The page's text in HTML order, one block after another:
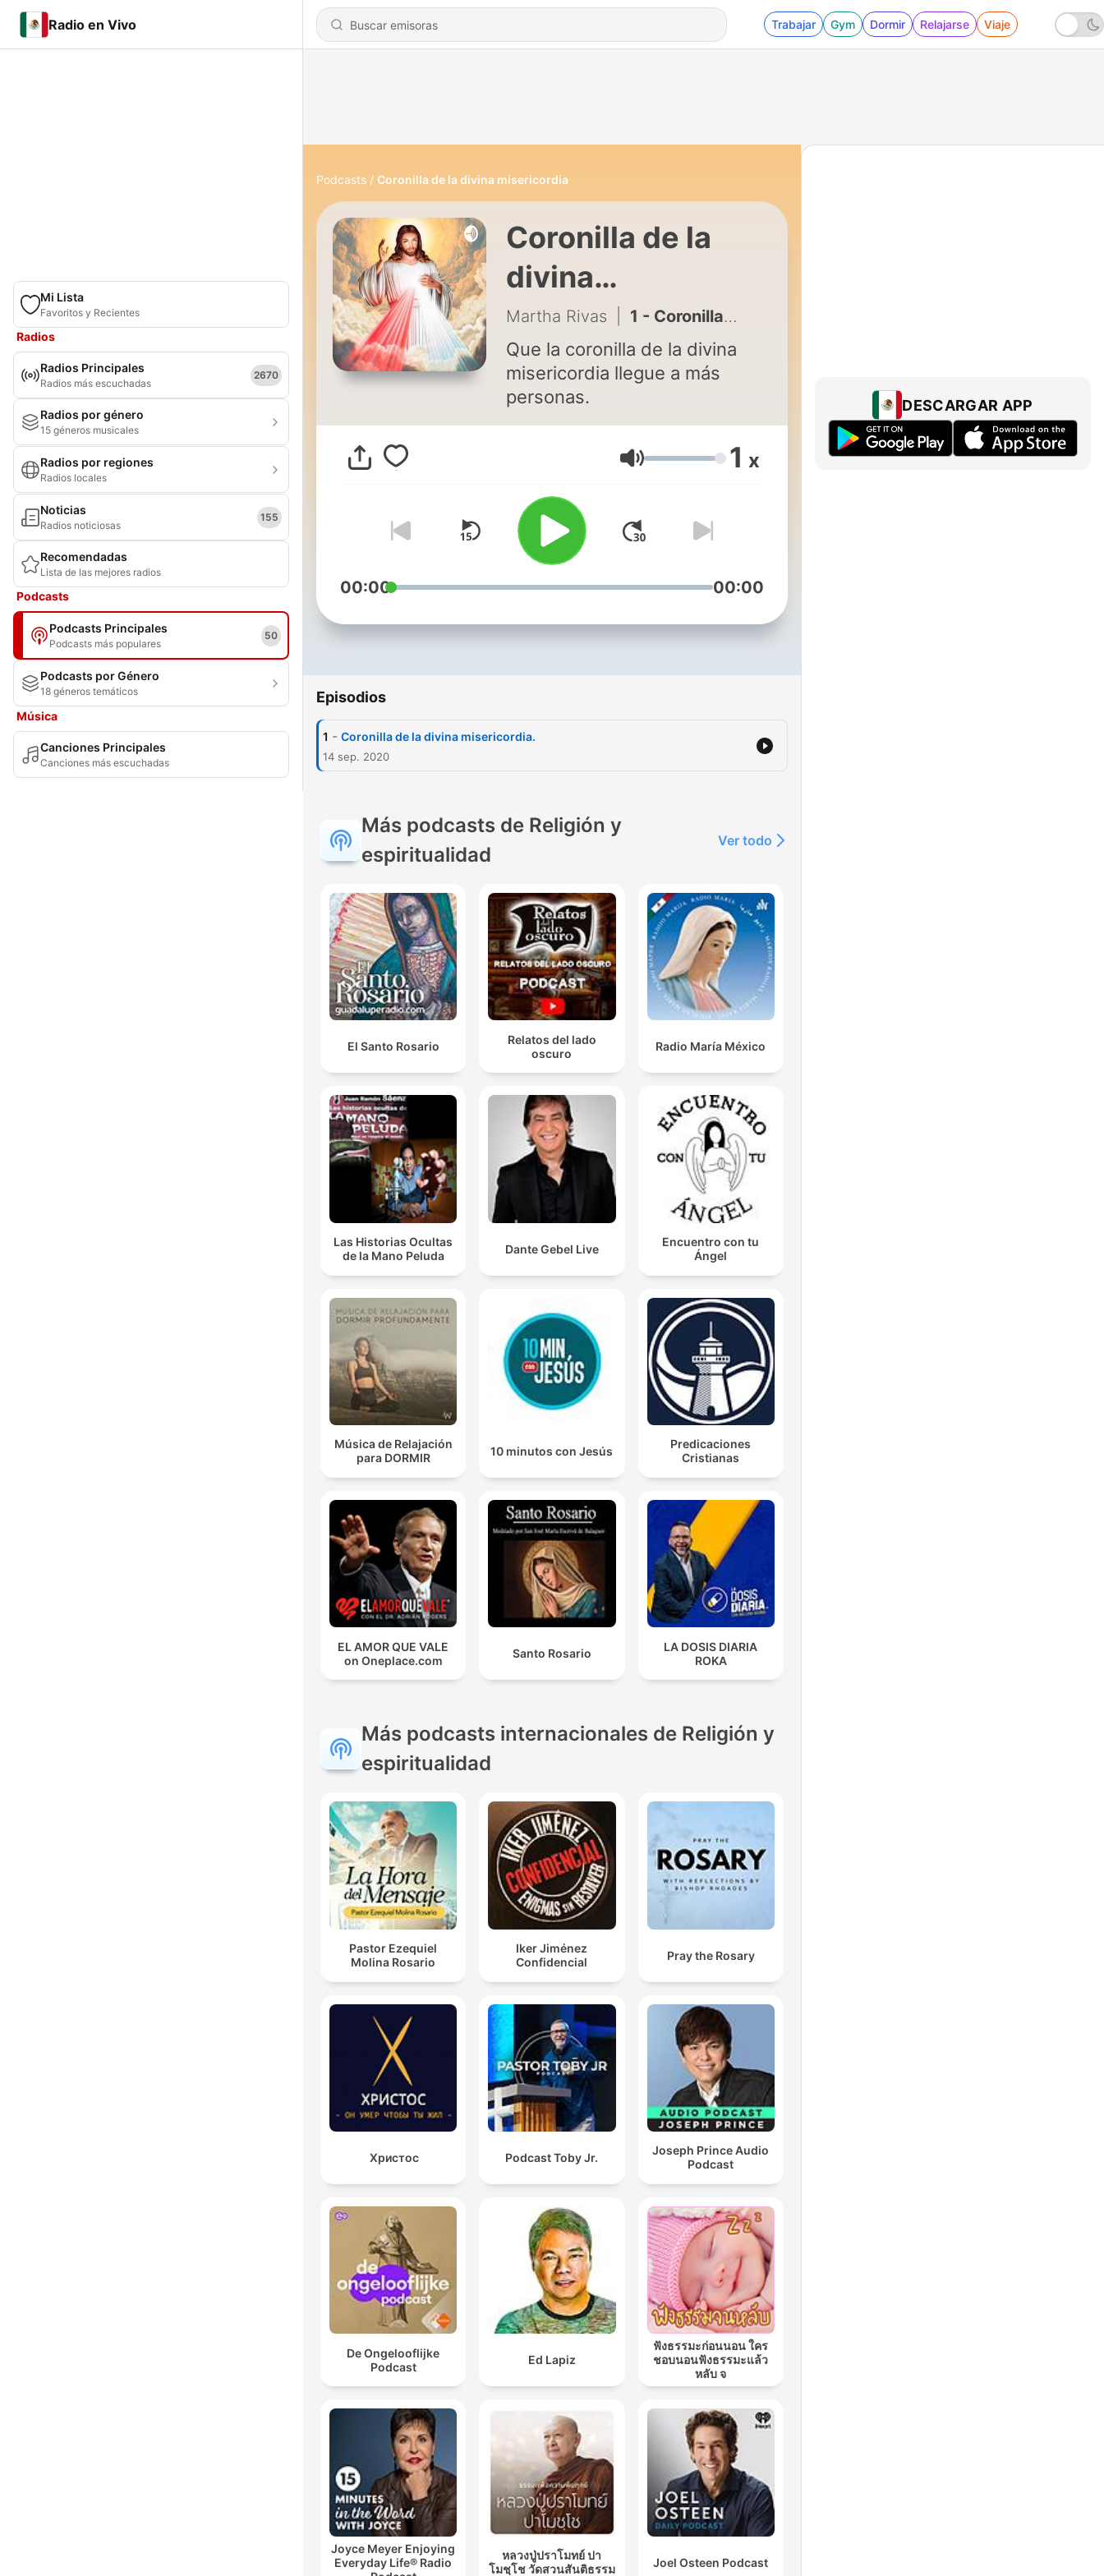
Radio en Vivo Trabajar Gym Dormir Relajarse Viaje
Mi Lista
Favoritos y Recientes
Radios
Radios Principales
Radios más escuchadas
2670
Radios por género
15 géneros musicales
Radios por regiones
Radios locales
Noticias
Radios noticiosas
155
Recomendadas
Lista de las mejores radios
Podcasts
Podcasts Principales
Podcasts más populares
50
Podcasts por Género
18 géneros temáticos
Música
Canciones Principales
Canciones más escuchadas
Podcasts Coronilla de la divina misericordia
Coronilla de la
divina
misericordia
Martha Rivas 1 - Coronilla de la divina misericordia.
Que la coronilla de la divina
misericordia llegue a más
personas.
Volumen 1 x
00:00 00:00
Episodios
1 - Coronilla de la divina misericordia.
14 sep. 2020
Más podcasts de Religión y
espiritualidad
Ver todo
El Santo Rosario
Relatos del lado
oscuro
Radio María México
Las Historias Ocultas
de la Mano Peluda
Dante Gebel Live
Encuentro con tu
Ángel
Música de Relajación
para DORMIR
10 minutos con Jesús
Predicaciones
Cristianas
EL AMOR QUE VALE
on Oneplace.com
Santo Rosario
LA DOSIS DIARIA
ROKA
Más podcasts internacionales de Religión y
espiritualidad
Pastor Ezequiel
Molina Rosario
Iker Jiménez
Confidencial
Pray the Rosary
Христос Podcast Toby Jr.
Joseph Prince Audio
Podcast
De Ongelooflijke
Podcast
Ed Lapiz
ฟังธรรมะก่อนนอน ใคร
ชอบนอนฟังธรรมะแล้ว
หลับ จ
Joyce Meyer Enjoying
Everyday Life® Radio
หลวงปู่ปราโมทย์ ปา
โมชฺโช วัดสวนสันติธรรม
Joel Osteen Podcast
DESCARGAR APP